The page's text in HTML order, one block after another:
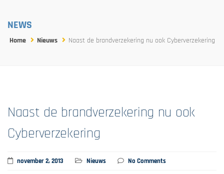
NEWS
Home Nieuws Naast de brandverzekering nu ook Cyberverzekering
Naast de brandverzekering nu ook
Cyberverzekering
november 2, 2013 Nieuws No Comments